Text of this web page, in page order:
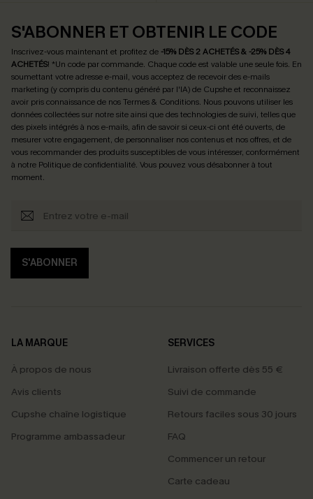
S'ABONNER ET OBTENIR LE CODE
Inscrivez-vous maintenant et profitez de -15% DÈS 2 ACHETÉS & -25% DÈS 4
ACHETÉS! *Un code par commande. Chaque code est valable une seule fois. En
soumettant votre adresse e-mail, vous acceptez de recevoir des e-mails
marketing (y compris du contenu généré par l'IA) de Cupshe et reconnaissez
avoir pris connaissance de nosTermes & Conditions. Nous pouvons utiliser les
données collectées sur notre site ainsi que des technologies de suivi, telles que
des pixels intégrés à nos e-mails, afin de savoir si ceux-ci ont été ouverts, de
mesurer votre engagement, de personnaliser nos contenus et nos offres, et de
vous recommander des produits susceptibles de vous intéresser, conformément
à notre Politique de confidentialité. Vous pouvez vous désabonner à tout
moment.
S'ABONNER
LA MARQUE
À propos de nous
Avis clients
Cupshe chaîne logistique
Programme ambassadeur
SERVICES
Livraison offerte dès 55 €
Suivi de commande
Retours faciles sous 30 jours
FAQ
Commencer un retour
Carte cadeau